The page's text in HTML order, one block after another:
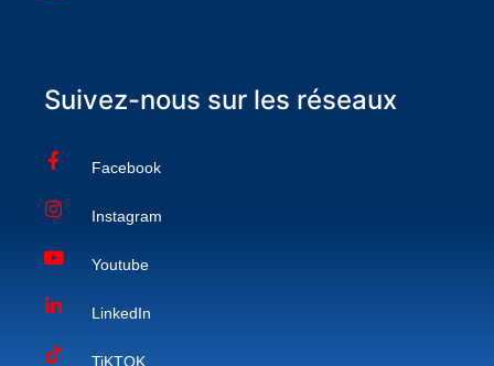
Suivez-nous sur les réseaux
Facebook
Instagram
Youtube
LinkedIn
TiKTOK